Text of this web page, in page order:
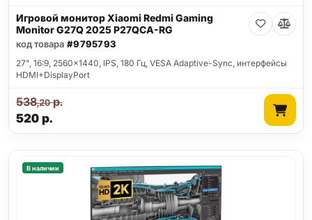
Игровой монитор Xiaomi Redmi Gaming
Monitor G27Q 2025 P27QCA-RG
код товара #9795793
27", 16:9, 2560x1440, IPS, 180 Гц, VESA Adaptive-Sync, интерфейсы
HDMI+DisplayPort
520р.
538,20р.
В наличии